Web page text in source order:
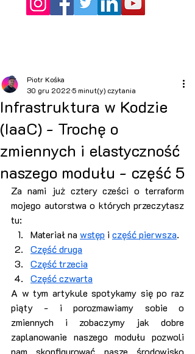
Infrastruktura w Kodzie
(IaaC) - Trochę o
zmiennych i elastyczność
naszego modułu - część 5
Piotr Kośka
30 gru 2022 5 minut(y) czytania
Za nami już cztery cześci o terraform
mojego autorstwa o których przeczytasz
tu:
Materiał na wstęp i część pierwsza.
Część druga
Część trzecia
Część czwarta
A w tym artykule spotykamy się po raz
piąty - i porozmawiamy sobie o
zmiennych i zobaczymy jak dobre
zaplanowanie naszego modułu pozwoli
nam skonfigurować nasze środowisko